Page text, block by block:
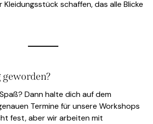
schaffen, das alle Blicke
Dann halte dich auf dem
Termine für unsere Workshops
fest, aber wir arbeiten mit